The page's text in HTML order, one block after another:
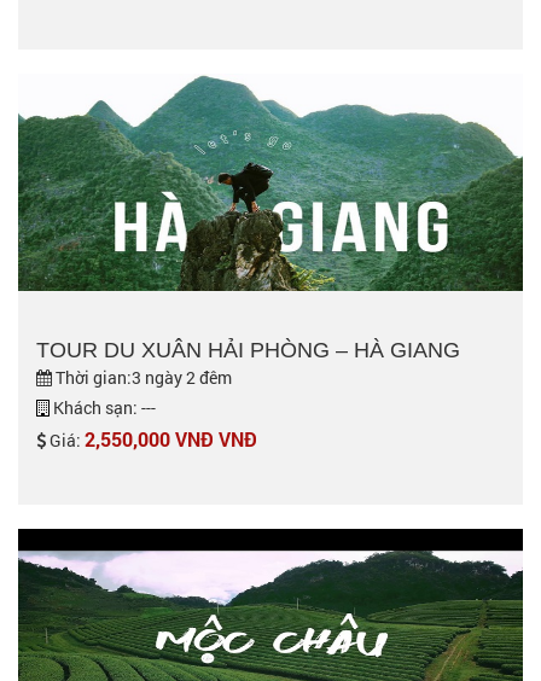
TOUR DU XUÂN HẢI PHÒNG – HÀ GIANG
Thời gian:3 ngày 2 đêm
Khách sạn: ---
Giá: 2,550,000 VNĐ VNĐ